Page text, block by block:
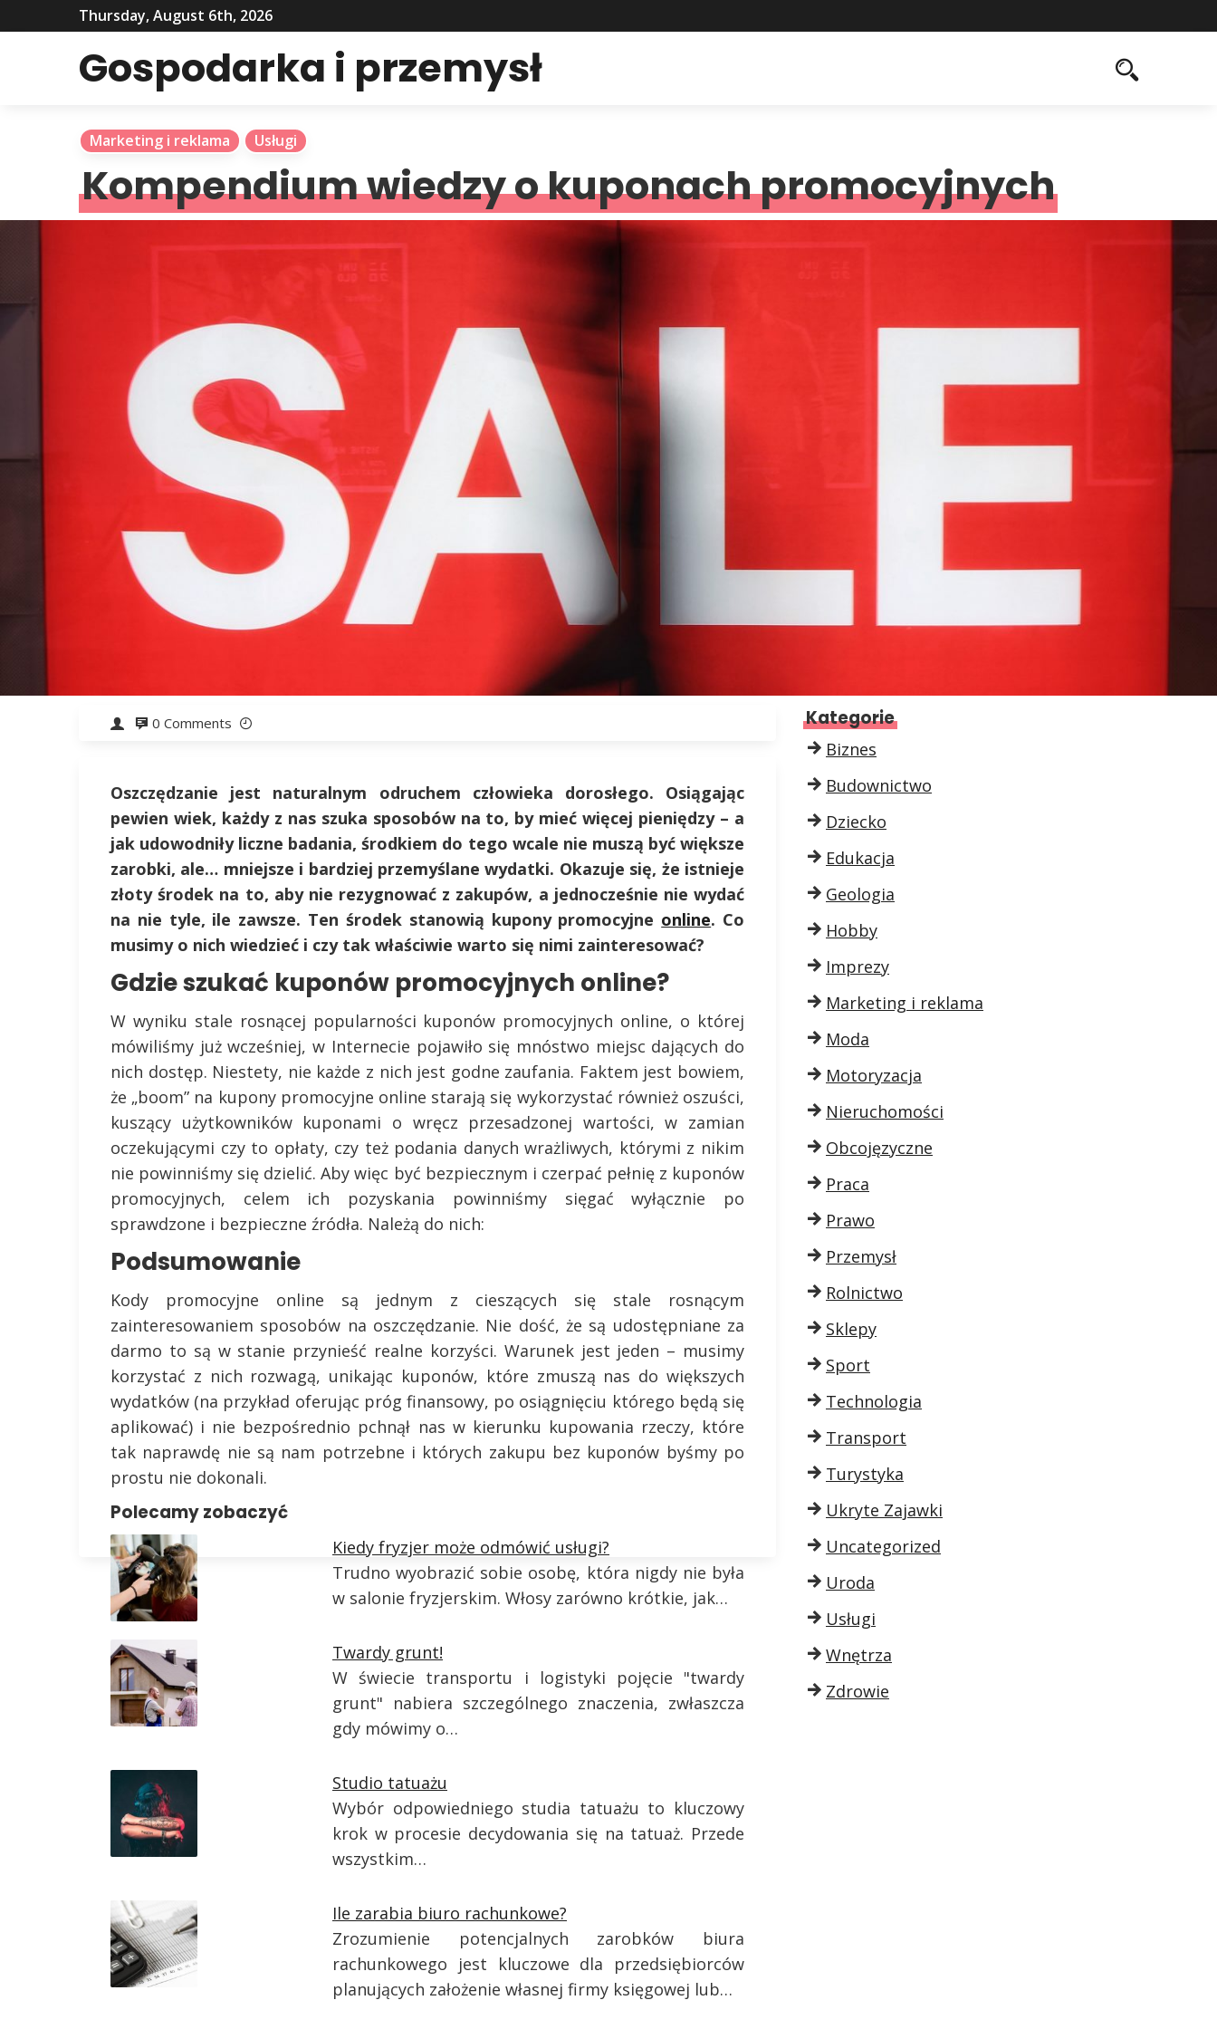
Thursday, August 6th, 2026
Gospodarka i przemysł
Marketing i reklama Usługi
Kompendium wiedzy o kuponach promocyjnych
0 Comments
Oszczędzanie jest naturalnym odruchem człowieka dorosłego. Osiągając
pewien wiek, każdy z nas szuka sposobów na to, by mieć więcej pieniędzy – a
jak udowodniły liczne badania, środkiem do tego wcale nie muszą być większe
zarobki, ale… mniejsze i bardziej przemyślane wydatki. Okazuje się, że istnieje
złoty środek na to, aby nie rezygnować z zakupów, a jednocześnie nie wydać
na nie tyle, ile zawsze. Ten środek stanowią kupony promocyjne online. Co
musimy o nich wiedzieć i czy tak właściwie warto się nimi zainteresować?
Gdzie szukać kuponów promocyjnych online?
W wyniku stale rosnącej popularności kuponów promocyjnych online, o której
mówiliśmy już wcześniej, w Internecie pojawiło się mnóstwo miejsc dających do
nich dostęp. Niestety, nie każde z nich jest godne zaufania. Faktem jest bowiem,
że „boom” na kupony promocyjne online starają się wykorzystać również oszuści,
kuszący użytkowników kuponami o wręcz przesadzonej wartości, w zamian
oczekującymi czy to opłaty, czy też podania danych wrażliwych, którymi z nikim
nie powinniśmy się dzielić. Aby więc być bezpiecznym i czerpać pełnię z kuponów
promocyjnych, celem ich pozyskania powinniśmy sięgać wyłącznie po
sprawdzone i bezpieczne źródła. Należą do nich:
Podsumowanie
Kody promocyjne online są jednym z cieszących się stale rosnącym
zainteresowaniem sposobów na oszczędzanie. Nie dość, że są udostępniane za
darmo to są w stanie przynieść realne korzyści. Warunek jest jeden – musimy
korzystać z nich rozwagą, unikając kuponów, które zmuszą nas do większych
wydatków (na przykład oferując próg finansowy, po osiągnięciu którego będą się
aplikować) i nie bezpośrednio pchnął nas w kierunku kupowania rzeczy, które
tak naprawdę nie są nam potrzebne i których zakupu bez kuponów byśmy po
prostu nie dokonali.
Polecamy zobaczyć
Kiedy fryzjer może odmówić usługi?
Trudno wyobrazić sobie osobę, która nigdy nie była
w salonie fryzjerskim. Włosy zarówno krótkie, jak…
Twardy grunt!
W świecie transportu i logistyki pojęcie "twardy
grunt" nabiera szczególnego znaczenia, zwłaszcza
gdy mówimy o…
Studio tatuażu
Wybór odpowiedniego studia tatuażu to kluczowy
krok w procesie decydowania się na tatuaż. Przede
wszystkim…
Ile zarabia biuro rachunkowe?
Zrozumienie potencjalnych zarobków biura
rachunkowego jest kluczowe dla przedsiębiorców
planujących założenie własnej firmy księgowej lub…
Kategorie
Biznes
Budownictwo
Dziecko
Edukacja
Geologia
Hobby
Imprezy
Marketing i reklama
Moda
Motoryzacja
Nieruchomości
Obcojęzyczne
Praca
Prawo
Przemysł
Rolnictwo
Sklepy
Sport
Technologia
Transport
Turystyka
Ukryte Zajawki
Uncategorized
Uroda
Usługi
Wnętrza
Zdrowie